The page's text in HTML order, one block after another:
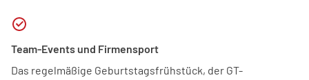
Team-Events und Firmensport
Das regelmäßige Geburtstagsfrühstück, der GT-